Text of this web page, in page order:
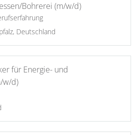
Bohrerei (m/w/d)
Deutschland
für Energie- und
w/d)